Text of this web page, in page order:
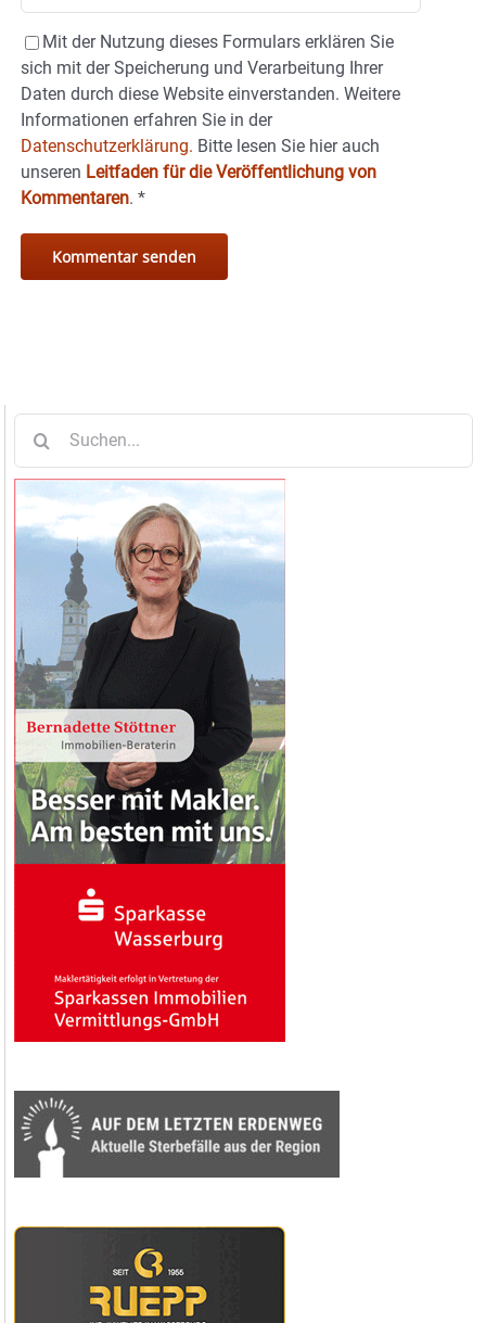
Mit der Nutzung dieses Formulars erklären Sie
sich mit der Speicherung und Verarbeitung Ihrer
Daten durch diese Website einverstanden. Weitere
Informationen erfahren Sie in der
Datenschutzerklärung. Bitte lesen Sie hier auch
unseren Leitfaden für die Veröffentlichung von
Kommentaren. *
nach: